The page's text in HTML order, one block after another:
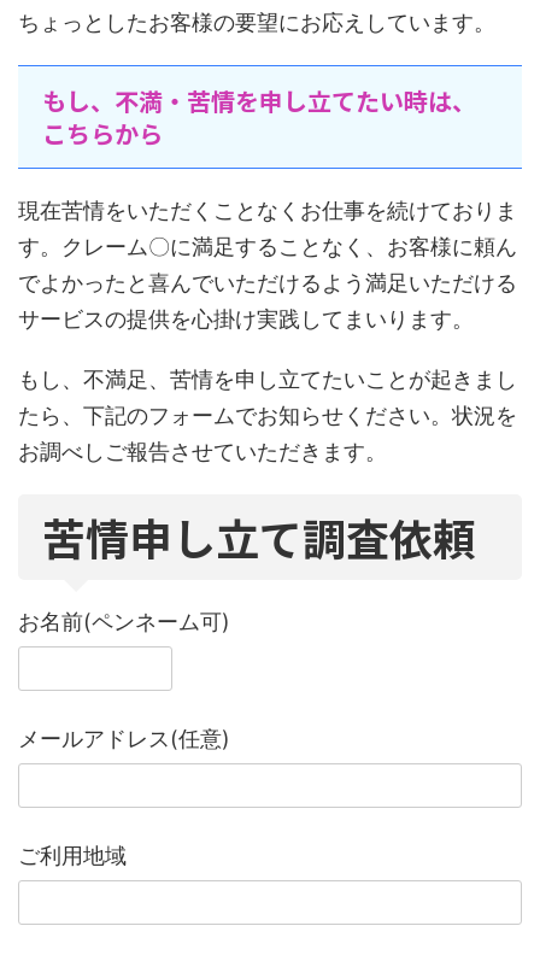
ちょっとしたお客様の要望にお応えしています。
もし、不満・苦情を申し立てたい時は、
こちらから
現在苦情をいただくことなくお仕事を続けておりま
す。クレーム〇に満足することなく、お客様に頼ん
でよかったと喜んでいただけるよう満足いただける
サービスの提供を心掛け実践してまいります。
もし、不満足、苦情を申し立てたいことが起きまし
たら、下記のフォームでお知らせください。状況を
お調べしご報告させていただきます。
苦情申し立て調査依頼
お名前(ペンネーム可)
メールアドレス(任意)
ご利用地域